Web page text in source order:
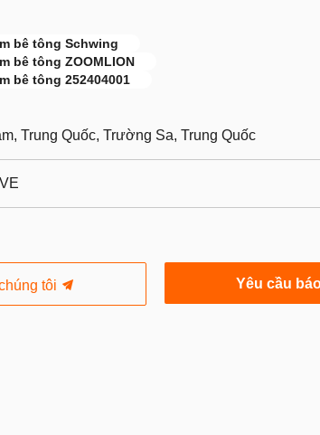
bê tông Schwing
bê tông ZOOMLION
bê tông 252404001
Trung Quốc, Trường Sa, Trung Quốc
tôi Yêu cầu